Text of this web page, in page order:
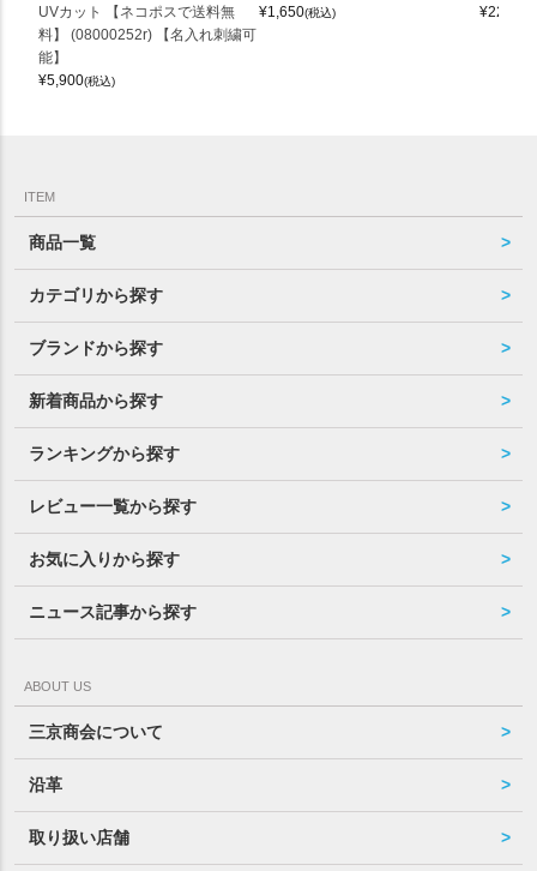
UVカット 【ネコポスで送料無
料】 (08000252r) 【名入れ刺繍可
能】
¥5,900(税込)
¥1,650(税込)
¥22,000
ITEM
商品一覧
カテゴリから探す
ブランドから探す
新着商品から探す
ランキングから探す
レビュー一覧から探す
お気に入りから探す
ニュース記事から探す
ABOUT US
三京商会について
沿革
取り扱い店舗